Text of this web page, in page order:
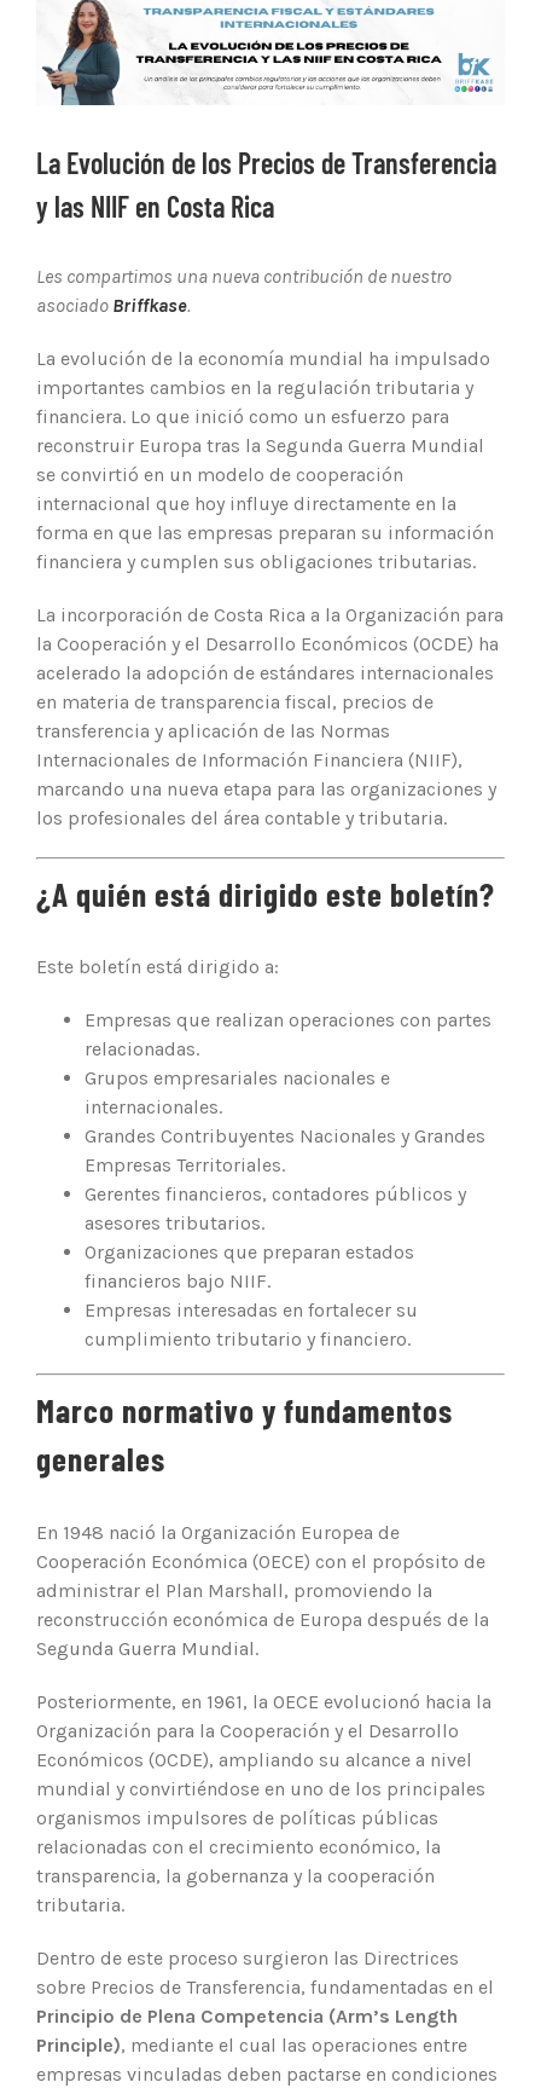
imagen
más
grande
La Evolución de los Precios de Transferencia
y las NIIF en Costa Rica
Les compartimos una nueva contribución de nuestro
asociado Briffkase.
La evolución de la economía mundial ha impulsado
importantes cambios en la regulación tributaria y
financiera. Lo que inició como un esfuerzo para
reconstruir Europa tras la Segunda Guerra Mundial
se convirtió en un modelo de cooperación
internacional que hoy influye directamente en la
forma en que las empresas preparan su información
financiera y cumplen sus obligaciones tributarias.
La incorporación de Costa Rica a la Organización para
la Cooperación y el Desarrollo Económicos (OCDE) ha
acelerado la adopción de estándares internacionales
en materia de transparencia fiscal, precios de
transferencia y aplicación de las Normas
Internacionales de Información Financiera (NIIF),
marcando una nueva etapa para las organizaciones y
los profesionales del área contable y tributaria.
¿A quién está dirigido este boletín?
Este boletín está dirigido a:
Empresas que realizan operaciones con partes
relacionadas.
Grupos empresariales nacionales e
internacionales.
Grandes Contribuyentes Nacionales y Grandes
Empresas Territoriales.
Gerentes financieros, contadores públicos y
asesores tributarios.
Organizaciones que preparan estados
financieros bajo NIIF.
Empresas interesadas en fortalecer su
cumplimiento tributario y financiero.
Marco normativo y fundamentos
generales
En 1948 nació la Organización Europea de
Cooperación Económica (OECE) con el propósito de
administrar el Plan Marshall, promoviendo la
reconstrucción económica de Europa después de la
Segunda Guerra Mundial.
Posteriormente, en 1961, la OECE evolucionó hacia la
Organización para la Cooperación y el Desarrollo
Económicos (OCDE), ampliando su alcance a nivel
mundial y convirtiéndose en uno de los principales
organismos impulsores de políticas públicas
relacionadas con el crecimiento económico, la
transparencia, la gobernanza y la cooperación
tributaria.
Dentro de este proceso surgieron las Directrices
sobre Precios de Transferencia, fundamentadas en el
Principio de Plena Competencia (Arm’s Length
Principle), mediante el cual las operaciones entre
empresas vinculadas deben pactarse en condiciones